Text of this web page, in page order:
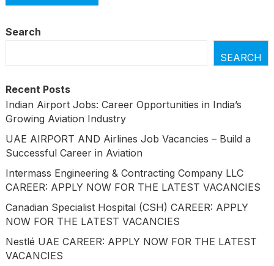
Search
SEARCH
Recent Posts
Indian Airport Jobs: Career Opportunities in India’s
Growing Aviation Industry
UAE AIRPORT AND Airlines Job Vacancies – Build a
Successful Career in Aviation
Intermass Engineering & Contracting Company LLC
CAREER: APPLY NOW FOR THE LATEST VACANCIES
Canadian Specialist Hospital (CSH) CAREER: APPLY
NOW FOR THE LATEST VACANCIES
Nestlé UAE CAREER: APPLY NOW FOR THE LATEST
VACANCIES